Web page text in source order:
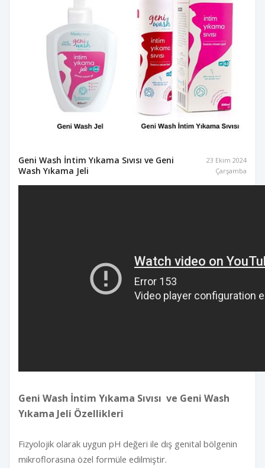
Geni Wash İntim Yıkama Sıvısı ve Geni
Wash Yıkama Jeli
23 Ekim 2024
Çarşamba
Geni Wash İntim Yıkama Sıvısı ve Geni Wash
Yıkama Jeli Özellikleri
Fizyolojik olarak uygun pH değeri ile dış genital bölgenin
mikroflorasına özel formüle edilmiştir.